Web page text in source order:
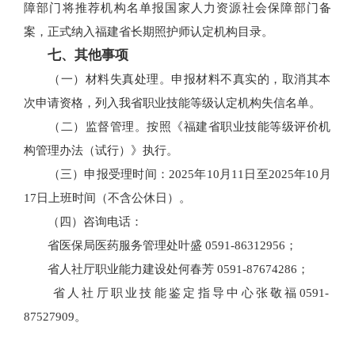
障部门将推荐机构名单报国家人力资源社会保障部门备
案，正式纳入福建省长期照护师认定机构目录。
七、其他事项
（一）材料失真处理。申报材料不真实的，取消其本
次申请资格，列入我省职业技能等级认定机构失信名单。
（二）监督管理。按照《福建省职业技能等级评价机
构管理办法（试行）》执行。
（三）申报受理时间：2025年10月11日至2025年10月
17日上班时间（不含公休日）。
（四）咨询电话：
省医保局医药服务管理处叶盛 0591-86312956；
省人社厅职业能力建设处何春芳 0591-87674286；
省人社厅职业技能鉴定指导中心张敬福0591-
87527909。